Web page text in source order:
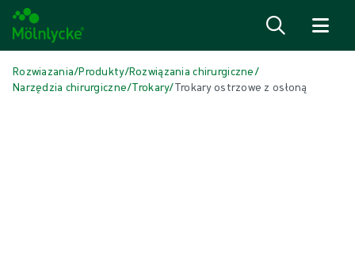
Rozwiazania/Produkty/Rozwiązania chirurgiczne/
Narzędzia chirurgiczne/Trokary/Trokary ostrzowe z osłoną